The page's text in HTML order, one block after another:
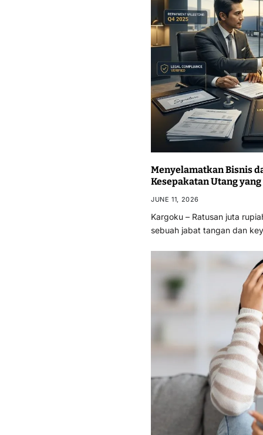
Menyelamatkan Bisnis
Kesepakatan Utang
JUNE 11, 2026
Kargoku – Ratusan juta
sebuah jabat tangan dan